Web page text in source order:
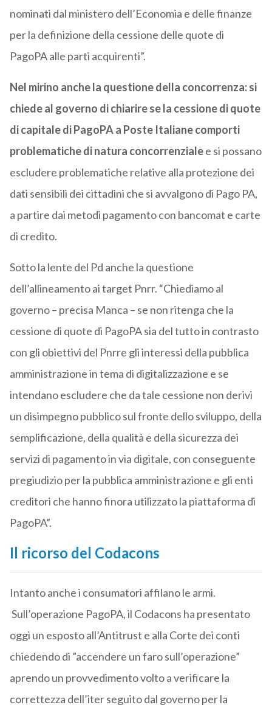
nominati dal ministero dell’Economia e delle finanze
per la definizione della cessione delle quote di
PagoPA alle parti acquirenti”.
Nel mirino anche la questione della concorrenza: si
chiede al governo di chiarire se la cessione di quote
di capitale di PagoPA a Poste Italiane comporti
problematiche di natura concorrenzialee si possano
escludere problematiche relative alla protezione dei
dati sensibili dei cittadini che si avvalgono di Pago PA,
a partire dai metodi pagamento con bancomat e carte
di credito.
Sotto la lente del Pd anche la questione
dell’allineamento ai target Pnrr. “Chiediamo al
governo – precisa Manca – se non ritenga che la
cessione di quote di PagoPA sia del tutto in contrasto
con gli obiettivi del Pnrre gli interessi della pubblica
amministrazione in tema di digitalizzazione e se
intendano escludere che da tale cessione non derivi
un disimpegno pubblico sul fronte dello sviluppo, della
semplificazione, della qualità e della sicurezza dei
servizi di pagamento in via digitale, con conseguente
pregiudizio per la pubblica amministrazione e gli enti
creditori che hanno finora utilizzato la piattaforma di
PagoPA”.
Il ricorso del Codacons
Intanto anche i consumatori affilano le armi.
Sull’operazione PagoPA, il Codacons ha presentato
oggi un esposto all’Antitrust e alla Corte dei conti
chiedendo di ”accendere un faro sull’operazione”
aprendo un provvedimento volto a verificare la
correttezza dell’iter seguito dal governo per la